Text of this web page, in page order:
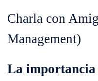
Charla con
Management)
La importancia